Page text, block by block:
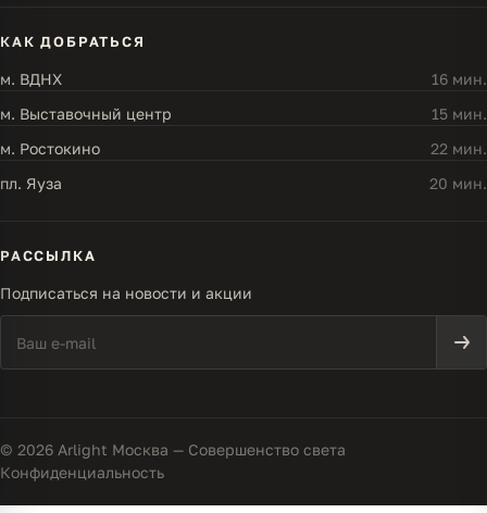
КАК ДОБРАТЬСЯ
м. ВДНХ
16 мин.
м. Выставочный центр
15 мин.
м. Ростокино
22 мин.
пл. Яуза
20 мин.
РАССЫЛКА
Подписаться на новости и акции
© 2026 Arlight Москва — Совершенство света
Конфиденциальность